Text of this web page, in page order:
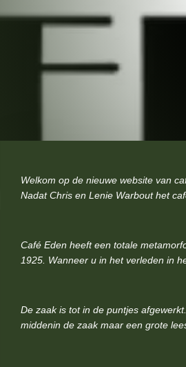
Welkom op de nieuwe website van
Nadat Chris en Lenie Warbout het
Café Eden heeft een totale
1925. Wanneer u in het verleden in
De zaak is tot in de puntjes
middenin de zaak maar een grote